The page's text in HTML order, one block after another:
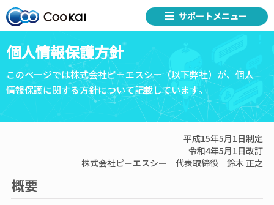
サポートメニュー
個人情報保護方針
このページでは株式会社ピーエスシー（以下弊社）が、個人
情報保護に関する方針について記載しています。
平成15年5月1日制定
令和4年5月1日改訂
株式会社ピーエスシー 代表取締役 鈴木 正之
概要